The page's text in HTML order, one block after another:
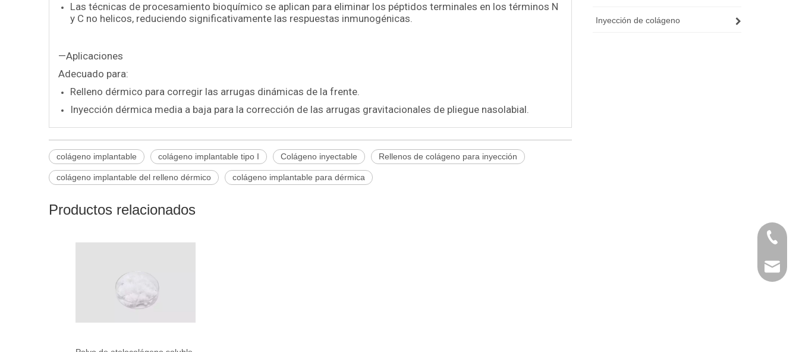
Las técnicas de procesamiento bioquímico se aplican para eliminar los péptidos terminales en los términos N
y C no helicos, reduciendo significativamente las respuestas inmunogénicas.
—Aplicaciones
Adecuado para:
Relleno dérmico para corregir las arrugas dinámicas de la frente.
Inyección dérmica media a baja para la corrección de las arrugas gravitacionales de pliegue nasolabial.
colágeno implantable colágeno implantable tipo I Colágeno inyectable Rellenos de colágeno para inyección
colágeno implantable del relleno dérmico colágeno implantable para dérmica
Inyección de colágeno
Productos relacionados
+86